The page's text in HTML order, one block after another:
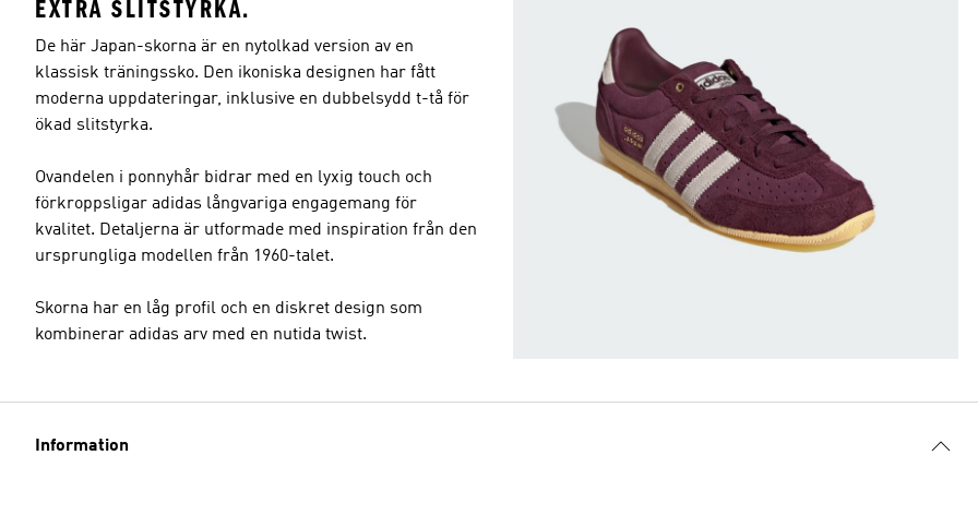
EXTRA SLITSTYRKA.
De här Japan-skorna är en nytolkad version av en
klassisk träningssko. Den ikoniska designen har fått
moderna uppdateringar, inklusive en dubbelsydd t-tå för
ökad slitstyrka.
Ovandelen i ponnyhår bidrar med en lyxig touch och
förkroppsligar adidas långvariga engagemang för
kvalitet. Detaljerna är utformade med inspiration från den
ursprungliga modellen från 1960-talet.
Skorna har en låg profil och en diskret design som
kombinerar adidas arv med en nutida twist.
Information